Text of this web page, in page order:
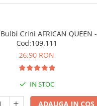
Crini AFRICAN QUEEN -
Cod:109.111
26,90 RON
IN STOC
ADAUGA IN COS